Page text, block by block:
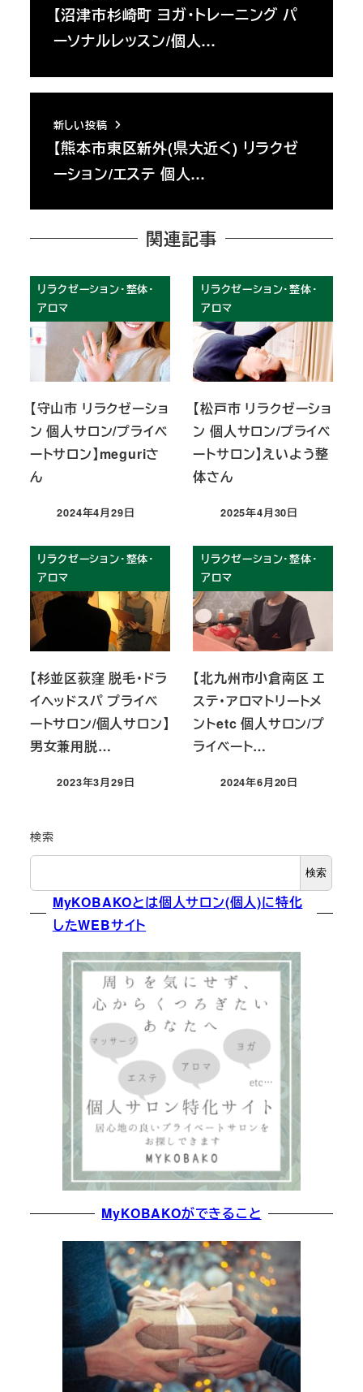
【沼津市杉崎町 ヨガ・トレーニング パ
ーソナルレッスン/個人…
新しい投稿
【熊本市東区新外(県大近く) リラクゼ
ーション/エステ 個人…
関連記事
リラクゼーション・整体・
アロマ
【守山市 リラクゼーショ
ン 個人サロン/プライベ
ートサロン】meguriさ
ん
投稿日
2024年4月29日
リラクゼーション・整体・
アロマ
【松戸市 リラクゼーショ
ン 個人サロン/プライベ
ートサロン】えいよう整
体さん
投稿日
2025年4月30日
リラクゼーション・整体・
アロマ
【杉並区荻窪 脱毛・ドラ
イヘッドスパ プライベ
ートサロン/個人サロン】
男女兼用脱…
投稿日
2023年3月29日
リラクゼーション・整体・
アロマ
【北九州市小倉南区 エ
ステ・アロマトリートメ
ントetc 個人サロン/プ
ライベート…
投稿日
2024年6月20日
検索
検索
MyKOBAKOとは個人サロン(個人)に特化
したWEBサイト
MyKOBAKOができること